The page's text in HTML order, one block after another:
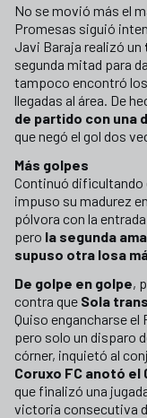
No se movió más el
Promesas siguió
Javi Baraja realizó un
segunda mitad para
tampoco encontró
llegadas al área. De
de partido con una
que negó el gol dos
Más golpes
Continuó dificultando
impuso su madurez
pólvora con la
pero la segunda
supuso otra losa
De golpe en golpe,
contra que Sola
Quiso engancharse el
pero solo un disparo
córner, inquietó al
Coruxo FC anotó el
que finalizó una
victoria consecutiva